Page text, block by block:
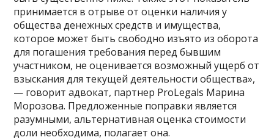
принимается в отрыве от оценки наличия у
общества денежных средств и имущества,
которое может быть свободно изъято из оборота
для погашения требования перед бывшим
участником, не оценивается возможный ущерб от
взыскания для текущей деятельности общества»,
— говорит адвокат, партнер ProLegals Марина
Морозова. Предложенные поправки является
разумными, альтернативная оценка стоимости
доли необходима, полагает она.